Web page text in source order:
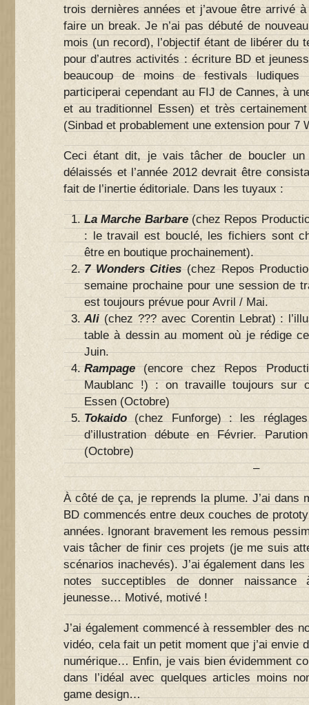
trois dernières années et j’avoue être arrivé
faire un break. Je n’ai pas débuté de
mois (un record), l’objectif étant de libérer du
pour d’autres activités : écriture BD et
beaucoup de moins de festivals ludiques
participerai cependant au FIJ de Cannes, à
et au traditionnel Essen) et très
(Sinbad et probablement une extension pour 7
Ceci étant dit, je vais tâcher de boucler un
délaissés et l’année 2012 devrait être
fait de l’inertie éditoriale. Dans les tuyaux :
La Marche Barbare(chez Repos
: le travail est bouclé, les fichiers sont
être en boutique prochainement).
7 Wonders Cities(chez Repos
semaine prochaine pour une session de
est toujours prévue pour Avril / Mai.
Ali (chez ??? avec Corentin Lebrat) :
table à dessin au moment où je rédige
Juin.
Rampage(encore chez Repos
Maublanc !) : on travaille toujours sur
Essen (Octobre)
Tokaido(chez Funforge) : les
d’illustration débute en Février.
(Octobre)
–
À côté de ça, je reprends la plume. J’ai dans
BD commencés entre deux couches de
années. Ignorant bravement les remous
vais tâcher de finir ces projets (je me suis
scénarios inachevés). J’ai également dans
notes succeptibles de donner
jeunesse… Motivé, motivé !
J’ai également commencé à ressembler des
vidéo, cela fait un petit moment que j’ai envie
numérique… Enfin, je vais bien évidemment
dans l’idéal avec quelques articles moins
game design…